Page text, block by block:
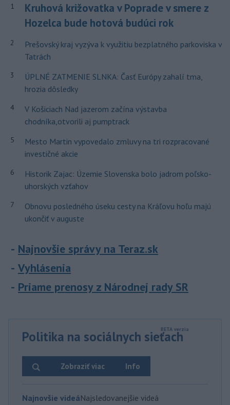
1
Kruhová križovatka v Poprade v smere z
Hozelca bude hotová budúci rok
2
Prešovský kraj vyzýva k využitiu bezplatného parkoviska v
Tatrách
3
ÚPLNÉ ZATMENIE SLNKA: Časť Európy zahalí tma,
hrozia dôsledky
4
V Košiciach Nad jazerom začína výstavba
chodníka,otvorili aj pumptrack
5
Mesto Martin vypovedalo zmluvy na tri rozpracované
investičné akcie
6
Historik Zajac: Územie Slovenska bolo jadrom poľsko-
uhorských vzťahov
7
Obnovu posledného úseku cesty na Kráľovu hoľu majú
ukončiť v auguste
Najnovšie správy na Teraz.sk
Vyhlásenia
Priame prenosy z Národnej rady SR
Politika na sociálnych sieťach
Info
Zobraziť viac
Najnovšie videáNajsledovanejšie videá